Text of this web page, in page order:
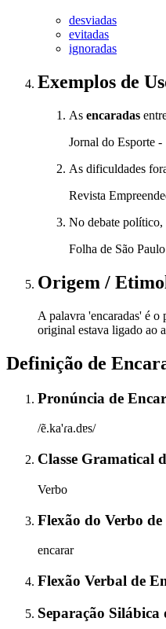
desviadas
evitadas
ignoradas
Exemplos de
As encaradas
Jornal do Esporte
As dificuldades
Revista
No debate político,
Folha de São
Origem /
A palavra 'encaradas' é
original estava ligado ao
Definição de
Pronúncia de
/ẽ.ka'ɾa.dɐs/
Classe Gramatical
Verbo
Flexão do Verbo de
encarar
Flexão Verbal de
Separação Silábica